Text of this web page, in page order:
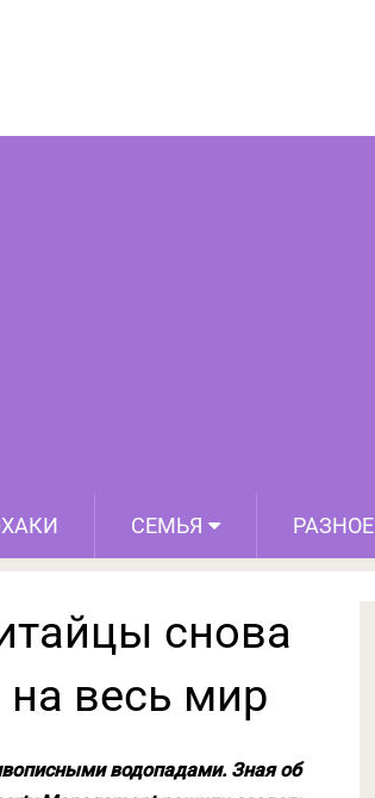
СЕМЬЯ РАЗНОЕ
снова умудрились
снова
весь мир
водопадами. Зная об